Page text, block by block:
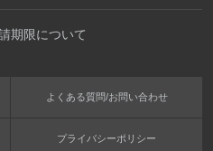
期限について
よくある質問/お問い合わせ
プライバシーポリシー